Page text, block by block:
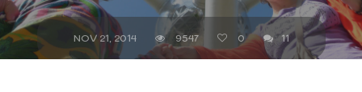
NOV 21, 2014 9547 0 11